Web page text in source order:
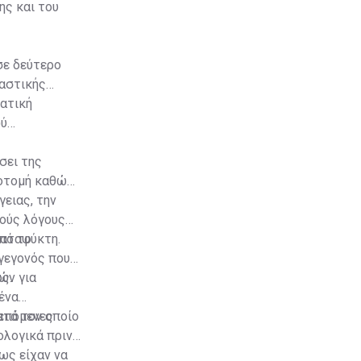
και του
δεύτερο
της
καθώς
την
λόγους
το
που
για
τον οποίο
πριν
είχαν να